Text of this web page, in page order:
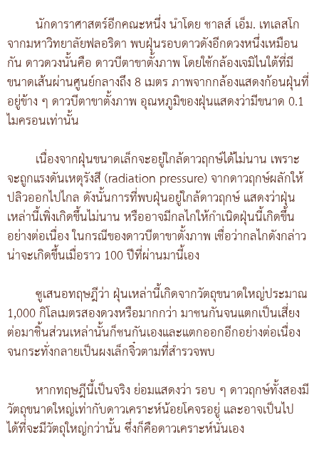
นักดาราศาสตร์อีกคณะหนึ่ง นำโดย ชาลส์ เอ็ม. เทเลสโก
จากมหาวิทยาลัยฟลอริดา พบฝุ่นรอบดาวดังอีกดวงหนึ่งเหมือน
กัน ดาวดวงนั้นคือ ดาวบีตาขาตั้งภาพ โดยใช้กล้องเจมิไนใต้ที่มี
ขนาดเส้นผ่านศูนย์กลางถึง 8 เมตร ภาพจากกล้องแสดงก้อนฝุ่นที่
อยู่ข้าง ๆ ดาวบีตาขาตั้งภาพ อุณหภูมิของฝุ่นแสดงว่ามีขนาด 0.1
ไมครอนเท่านั้น
เนื่องจากฝุ่นขนาดเล็กจะอยู่ใกล้ดาวฤกษ์ได้ไม่นาน เพราะ
จะถูกแรงดันเหตุรังสี (radiation pressure) จากดาวฤกษ์ผลักให้
ปลิวออกไปไกล ดังนั้นการที่พบฝุ่นอยู่ใกล้ดาวฤกษ์ แสดงว่าฝุ่น
เหล่านี้เพิ่งเกิดขึ้นไม่นาน หรืออาจมีกลไกให้กำเนิดฝุ่นนี้เกิดขึ้น
อย่างต่อเนื่อง ในกรณีของดาวบีตาขาตั้งภาพ เชื่อว่ากลไกดังกล่าว
น่าจะเกิดขึ้นเมื่อราว 100 ปีที่ผ่านมานี้เอง
ซูเสนอทฤษฎีว่า ฝุ่นเหล่านี้เกิดจากวัตถุขนาดใหญ่ประมาณ
1,000 กิโลเมตรสองดวงหรือมากกว่า มาชนกันจนแตกเป็นเสี่ยง
ต่อมาชิ้นส่วนเหล่านั้นก็ชนกันเองและแตกออกอีกอย่างต่อเนื่อง
จนกระทั่งกลายเป็นผงเล็กจิ๋วตามที่สำรวจพบ
หากทฤษฎีนี้เป็นจริง ย่อมแสดงว่า รอบ ๆ ดาวฤกษ์ทั้งสองมี
วัตถุขนาดใหญ่เท่ากับดาวเคราะห์น้อยโคจรอยู่ และอาจเป็นไป
ได้ที่จะมีวัตถุใหญ่กว่านั้น ซึ่งก็คือดาวเคราะห์นั่นเอง